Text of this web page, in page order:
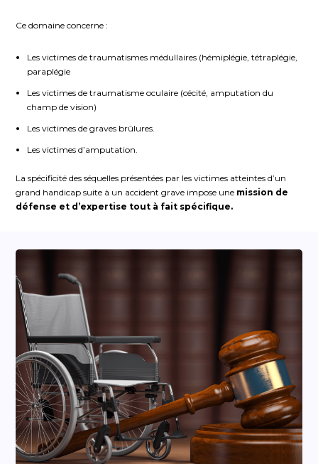
Ce domaine concerne :
Les victimes de traumatismes médullaires (hémiplégie, tétraplégie,
paraplégie
Les victimes de traumatisme oculaire (cécité, amputation du
champ de vision)
Les victimes de graves brûlures.
Les victimes d’amputation.
La spécificité des séquelles présentées par les victimes atteintes d’un
grand handicap suite à un accident grave impose une mission de
défense et d’expertise tout à fait spécifique.